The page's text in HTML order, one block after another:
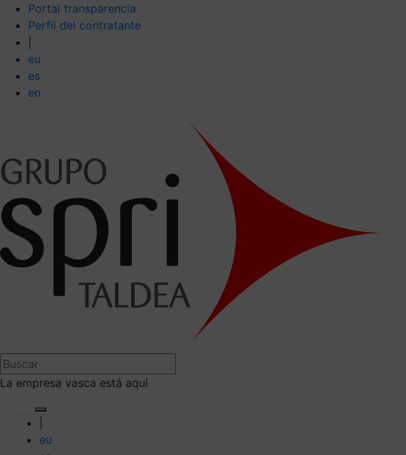
Portal transparencia
Perfil del contratante
eu
es
en
La empresa vasca está aquí
eu